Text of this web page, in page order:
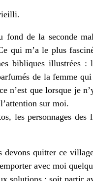
de la seconde
qui m’a le plus
bibliques illustrées
de la femme
que lorsque je
sur moi.
les personnages
quitter ce
avec moi
solutions : soit partir